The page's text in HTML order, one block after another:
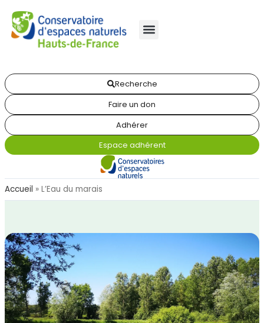
Recherche
Faire un don
Adhérer
Espace adhérent
Accueil » L’Eau du marais